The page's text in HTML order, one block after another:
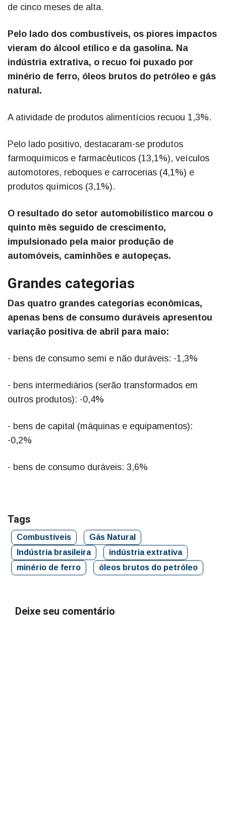
de cinco meses de alta.
Pelo lado dos combustíveis, os piores impactos
vieram do álcool etílico e da gasolina. Na
indústria extrativa, o recuo foi puxado por
minério de ferro, óleos brutos do petróleo e gás
natural.
A atividade de produtos alimentícios recuou 1,3%.
Pelo lado positivo, destacaram-se produtos
farmoquímicos e farmacêuticos (13,1%), veículos
automotores, reboques e carrocerias (4,1%) e
produtos químicos (3,1%).
O resultado do setor automobilístico marcou o
quinto mês seguido de crescimento,
impulsionado pela maior produção de
automóveis, caminhões e autopeças.
Grandes categorias
Das quatro grandes categorias econômicas,
apenas bens de consumo duráveis apresentou
variação positiva de abril para maio:
- bens de consumo semi e não duráveis: -1,3%
- bens intermediários (serão transformados em
outros produtos): -0,4%
- bens de capital (máquinas e equipamentos):
-0,2%
- bens de consumo duráveis: 3,6%
Tags
Combustíveis
Gás Natural
Indústria brasileira
indústria extrativa
minério de ferro
óleos brutos do petróleo
Deixe seu comentário